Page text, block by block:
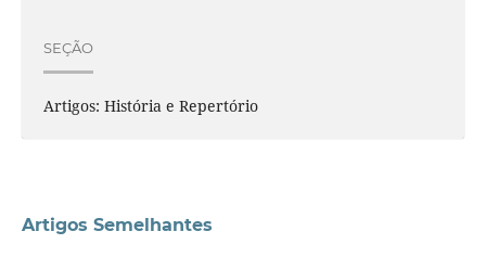
SEÇÃO
Artigos: História e Repertório
Artigos Semelhantes